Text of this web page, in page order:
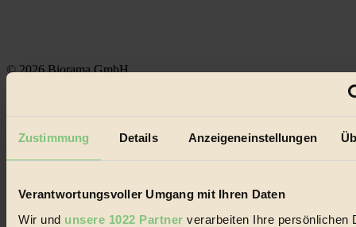
Zustimmung Details Anzeigeneinstellungen
Verantwortungsvoller Umgang mit Ihren Daten
Wir und unsere 1022 Partner verarbeiten Ihre persönlichen
© 2026 Biorama GmbH
Handels mit Bioprodukten, des Fair-Trade sowie der Branche